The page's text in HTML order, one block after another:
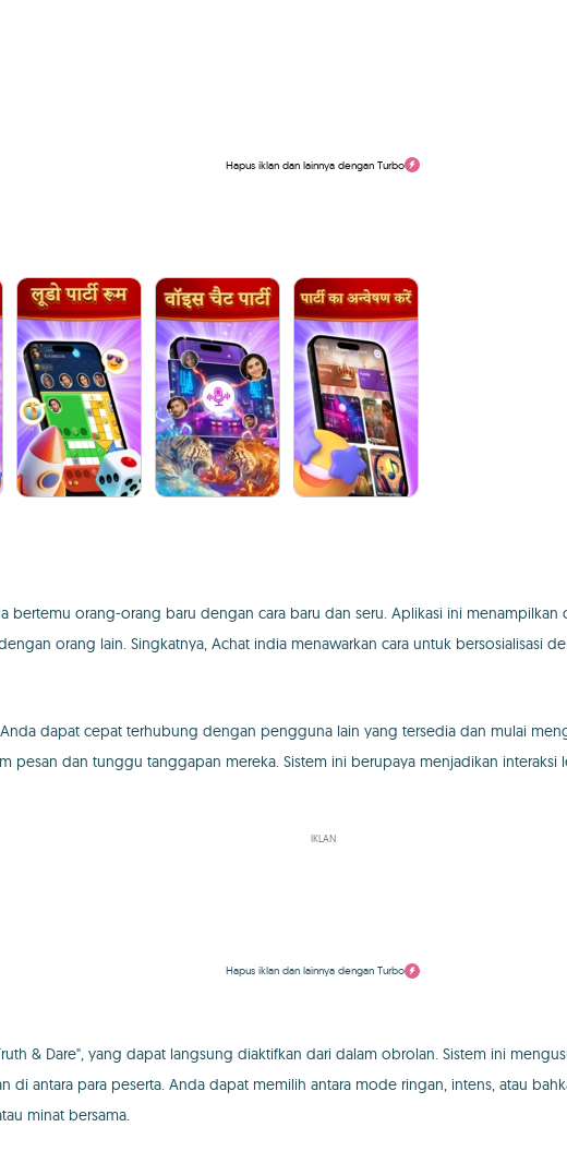
Hapus iklan dan lainnya dengan Turbo
orang-orang baru dengan cara baru dan seru. Aplikasi ini menampilkan
orang lain. Singkatnya, Achat india menawarkan cara untuk bersosialisasi
dapat cepat terhubung dengan pengguna lain yang tersedia dan mulai
dan tunggu tanggapan mereka. Sistem ini berupaya menjadikan
IKLAN
Hapus iklan dan lainnya dengan Turbo
& Dare", yang dapat langsung diaktifkan dari dalam obrolan. Sistem ini
di antara para peserta. Anda dapat memilih antara mode ringan, intens, atau
minat bersama.